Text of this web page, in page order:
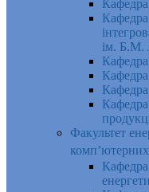
Кафедра
Кафедра
ім. Б.М.
Кафедра
Кафедра
Кафедра
Факультет
Кафедра